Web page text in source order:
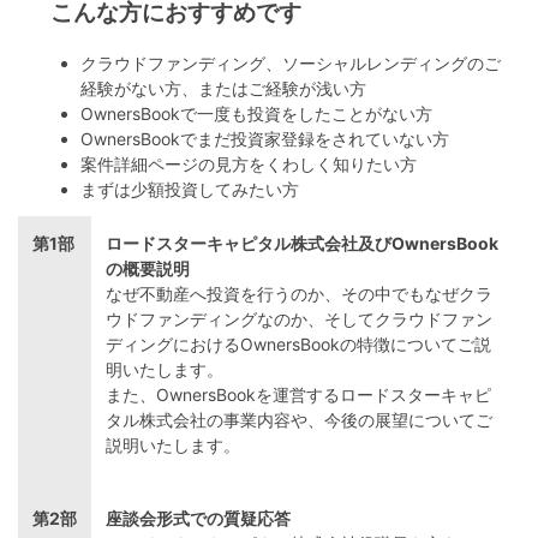
こんな方におすすめです
クラウドファンディング、ソーシャルレンディングのご
経験がない方、またはご経験が浅い方
OwnersBookで一度も投資をしたことがない方
OwnersBookでまだ投資家登録をされていない方
案件詳細ページの見方をくわしく知りたい方
まずは少額投資してみたい方
第1部
ロードスターキャピタル株式会社及びOwnersBook
の概要説明
なぜ不動産へ投資を行うのか、その中でもなぜクラ
ウドファンディングなのか、そしてクラウドファン
ディングにおけるOwnersBookの特徴についてご説
明いたします。
また、OwnersBookを運営するロードスターキャピ
タル株式会社の事業内容や、今後の展望についてご
説明いたします。
第2部
座談会形式での質疑応答